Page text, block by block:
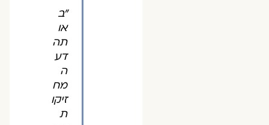
"ב
או
תה
דע
ה
מח
זיקו
ת